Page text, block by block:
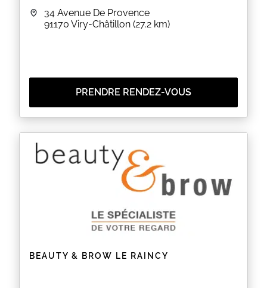
34 Avenue De Provence
91170 Viry-Châtillon (27.2 km)
PRENDRE RENDEZ-VOUS
BEAUTY & BROW LE RAINCY